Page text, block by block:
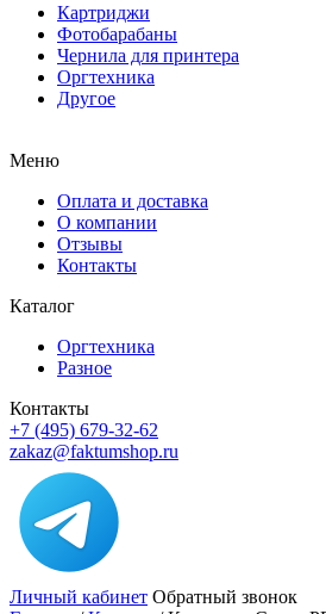
Картриджи
Фотобарабаны
Чернила для принтера
Оргтехника
Другое
Меню
Оплата и доставка
О компании
Отзывы
Контакты
Каталог
Оргтехника
Разное
Контакты
+7 (495) 679-32-62
zakaz@faktumshop.ru
Личный кабинет Обратный звонок